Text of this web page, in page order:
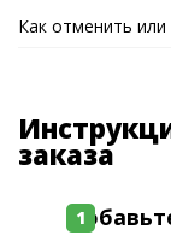
Как отменить или
заказа